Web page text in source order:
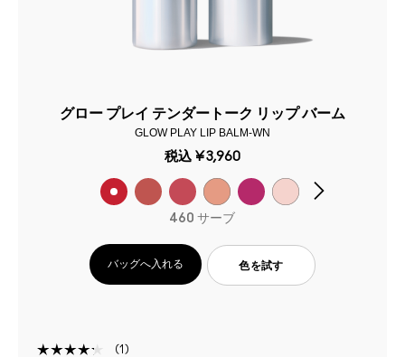
グロー プレイ テンダートーク リップ バーム
GLOW PLAY LIP BALM-WN
税込 ¥3,960
460 サーブ
バッグへ入れる 色を試す
1